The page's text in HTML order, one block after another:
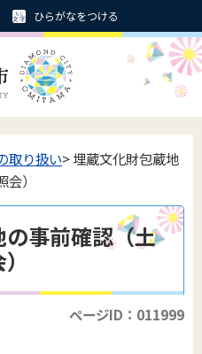
ひらがなをつける
取り扱い> 埋蔵文化財包蔵地
）
事前確認（土
ページID：011999